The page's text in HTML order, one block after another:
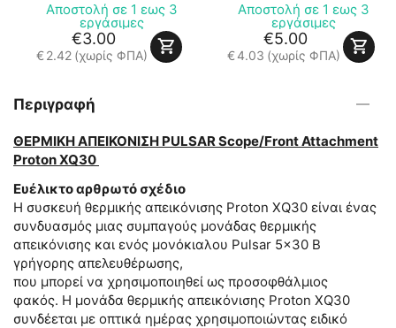
Αποστολή σε 1 εως 3
εργάσιμες
3.00
(χωρίς ΦΠΑ)
Αποστολή σε 1 εως 3
εργάσιμες
5.00
(χωρίς ΦΠΑ)
Περιγραφή
ΘΕΡΜΙΚΗ ΑΠΕΙΚΟΝΙΣΗ PULSAR Scope/Front Attachment
Proton XQ30
Ευέλικτο αρθρωτό σχέδιο
Η συσκευή θερμικής απεικόνισης Proton XQ30 είναι ένας
συνδυασμός μιας συμπαγούς μονάδας θερμικής
απεικόνισης και ενός μονόκιαλου Pulsar 5×30 B
γρήγορης απελευθέρωσης,
που μπορεί να χρησιμοποιηθεί ως προσοφθάλμιος
φακός. Η μονάδα θερμικής απεικόνισης Proton XQ30
συνδέεται με οπτικά ημέρας χρησιμοποιώντας ειδικό